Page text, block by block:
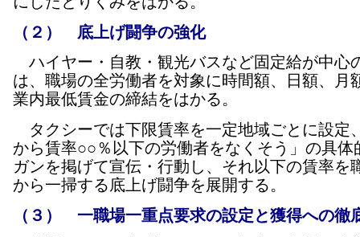
（２） 底上げ闘争の強化
ハイヤー・自教・観光バスなど固定給が中心
は、職場の全労働者を対象に時間額、日額、月
業内最低賃金の締結をはかる。
タクシーでは下限賃率を一定地域ごとに設定
から賃率○○％以下の労働者をなくそう」の具体
ガンを掲げて宣伝・行動し、それ以下の賃率を
から一掃する底上げ闘争を展開する。
（３） 一職場一重点要求の設定と獲得への徹